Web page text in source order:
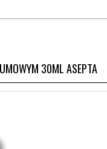
30ML ASEPTA